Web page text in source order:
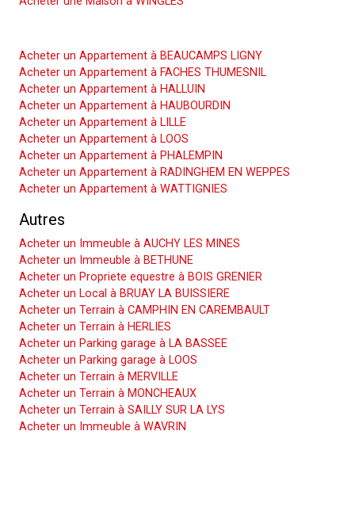
Acheter un Appartement à BEAUCAMPS LIGNY
Acheter un Appartement à FACHES THUMESNIL
Acheter un Appartement à HALLUIN
Acheter un Appartement à HAUBOURDIN
Acheter un Appartement à LILLE
Acheter un Appartement à LOOS
Acheter un Appartement à PHALEMPIN
Acheter un Appartement à RADINGHEM EN WEPPES
Acheter un Appartement à WATTIGNIES
Autres
Acheter un Immeuble à AUCHY LES MINES
Acheter un Immeuble à BETHUNE
Acheter un Propriete equestre à BOIS GRENIER
Acheter un Local à BRUAY LA BUISSIERE
Acheter un Terrain à CAMPHIN EN CAREMBAULT
Acheter un Terrain à HERLIES
Acheter un Parking garage à LA BASSEE
Acheter un Parking garage à LOOS
Acheter un Terrain à MERVILLE
Acheter un Terrain à MONCHEAUX
Acheter un Terrain à SAILLY SUR LA LYS
Acheter un Immeuble à WAVRIN